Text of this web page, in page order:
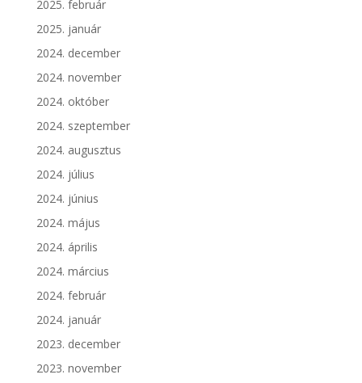
2025. február
2025. január
2024. december
2024. november
2024. október
2024. szeptember
2024. augusztus
2024. július
2024. június
2024. május
2024. április
2024. március
2024. február
2024. január
2023. december
2023. november